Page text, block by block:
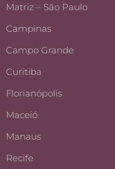
Matriz – São Paulo
Campinas
Campo Grande
Curitiba
Florianópolis
Maceió
Manaus
Recife